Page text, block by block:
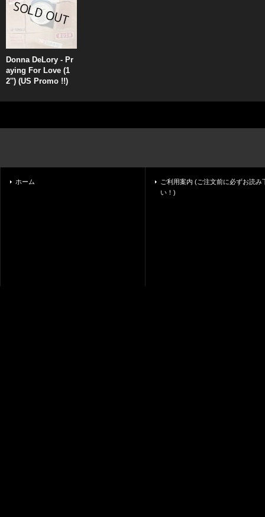
Donna DeLory - Pr
aying For Love (1
2'') (US Promo !!)
ホーム
ご利用案内 (ご注文前に必ずお読み
い！)